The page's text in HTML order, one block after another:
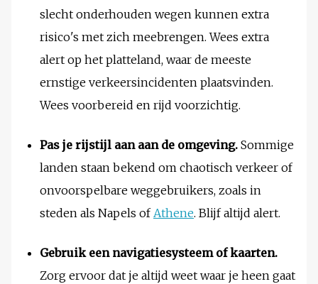
slecht onderhouden wegen kunnen extra
risico's met zich meebrengen. Wees extra
alert op het platteland, waar de meeste
ernstige verkeersincidenten plaatsvinden.
Wees voorbereid en rijd voorzichtig.
Pas je rijstijl aan aan de omgeving. Sommige
landen staan bekend om chaotisch verkeer of
onvoorspelbare weggebruikers, zoals in
steden als Napels ofAthene. Blijf altijd alert.
Gebruik een navigatiesysteem of kaarten.
Zorg ervoor dat je altijd weet waar je heen gaat